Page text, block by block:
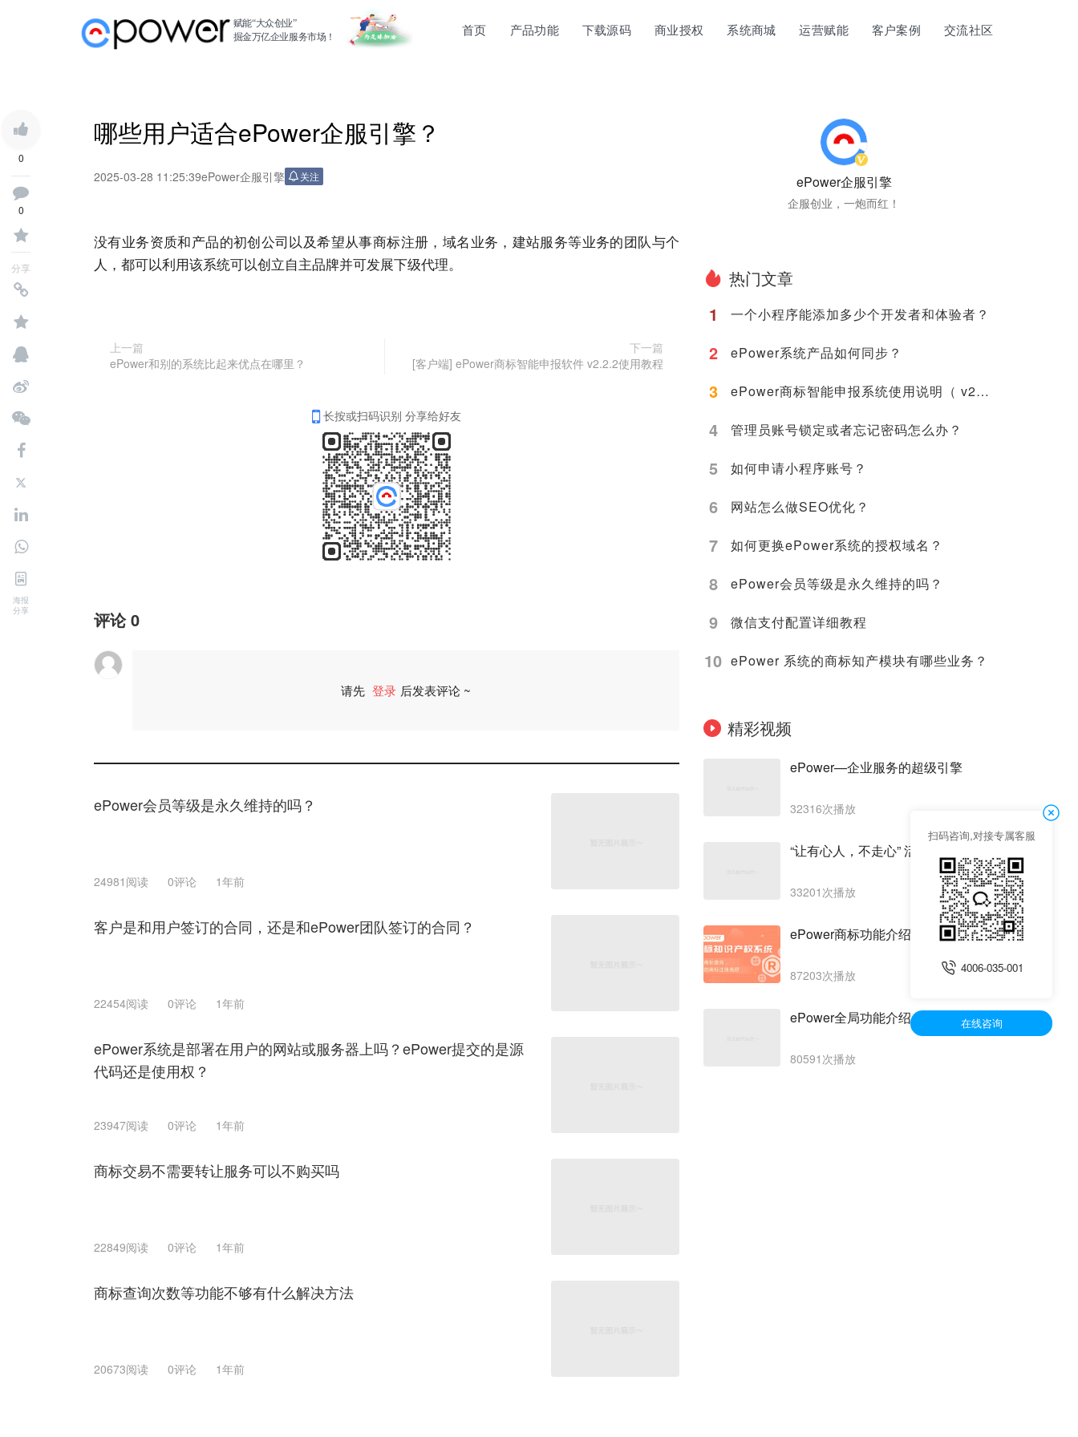
首页 产品功能 下载源码 商业授权 系统商城 运营赋能 客户案例 交流社区
赋能“大众创业”
掘金万亿企业服务市场！
0
0
分享
海报
分享
哪些用户适合ePower企服引擎？
2025-03-28 11:25:39ePower企服引擎 关注
没有业务资质和产品的初创公司以及希望从事商标注册 ，域名业务，建站服务等业务的团队与个
人，都可以利用该系统可以创立自主品牌并可发展下级代理。
上一篇
ePower和别的系统比起来优点在哪里？
下一篇
[客户端] ePower商标智能申报软件 v2.2.2使用教程
长按或扫码识别 分享给好友
评论0
请先 登录 后发表评论 ~
ePower会员等级是永久维持的吗？
24981阅读 0评论 1年前
客户是和用户签订的合同，还是和ePower团队签订的合同？
22454阅读 0评论 1年前
ePower系统是部署在用户的网站或服务器上吗？ePower提交的是源
代码还是使用权？
23947阅读 0评论 1年前
商标交易不需要转让服务可以不购买吗
22849阅读 0评论 1年前
商标查询次数等功能不够有什么解决方法
20673阅读 0评论 1年前
ePower企服引擎
企服创业，一炮而红！
热门文章
1
一个小程序能添加多少个开发者和体验者？
2 ePower系统产品如何同步？
3 ePower商标智能申报系统使用说明（ v2.2.2）
4 管理员账号锁定或者忘记密码怎么办？
5 如何申请小程序账号？
6 网站怎么做SEO优化？
7 如何更换ePower系统的授权域名？
8 ePower会员等级是永久维持的吗？
9 微信支付配置详细教程
10 ePower 系统的商标知产模块有哪些业务？
精彩视频
ePower—企业服务的超级引擎
32316次播放
“让有心人，不走心” 活动介绍
33201次播放
ePower商标功能介绍
87203次播放
ePower全局功能介绍
80591次播放
扫码咨询,对接专属客服
4006-035-001
在线咨询